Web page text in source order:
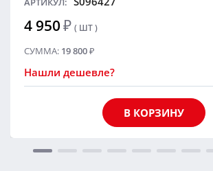
4 950₽ ( ШТ )
СУММА: 19 800₽
Нашли дешевле?
В КОРЗИНУ